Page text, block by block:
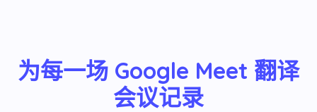
为每一场 Google Meet 翻译
会议记录